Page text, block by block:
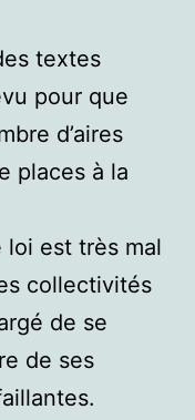
textes
pour que
d’aires
places à la
loi est très mal
collectivités
de se
de ses